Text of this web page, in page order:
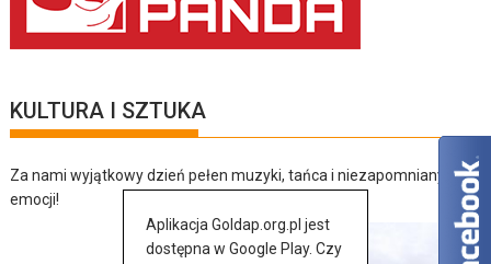
KULTURA I SZTUKA
Za nami wyjątkowy dzień pełen muzyki, tańca i niezapomnianych
emocji!
Aplikacja Goldap.org.pl jest
dostępna w Google Play. Czy